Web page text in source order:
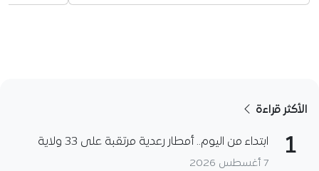
الأكثر قراءة
1 ابتداء من اليوم.. أمطار رعدية مرتقبة على 33 ولاية
7 أغسطس 2026